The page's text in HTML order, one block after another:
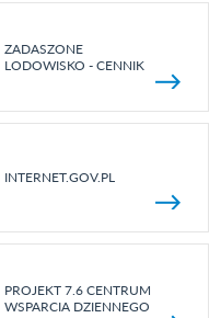
ZADASZONE
LODOWISKO - CENNIK
INTERNET.GOV.PL
PROJEKT 7.6 CENTRUM
WSPARCIA DZIENNEGO